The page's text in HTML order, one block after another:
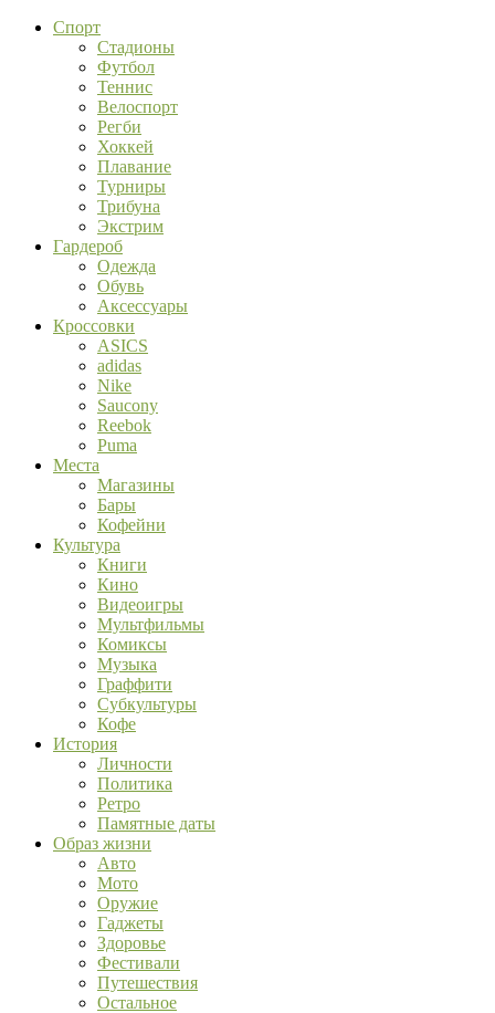
Спорт
Стадионы
Футбол
Теннис
Велоспорт
Регби
Хоккей
Плавание
Турниры
Трибуна
Экстрим
Гардероб
Одежда
Обувь
Аксессуары
Кроссовки
ASICS
adidas
Nike
Saucony
Reebok
Puma
Места
Магазины
Бары
Кофейни
Культура
Книги
Кино
Видеоигры
Мультфильмы
Комиксы
Музыка
Граффити
Субкультуры
Кофе
История
Личности
Политика
Ретро
Памятные даты
Образ жизни
Авто
Мото
Оружие
Гаджеты
Здоровье
Фестивали
Путешествия
Остальное